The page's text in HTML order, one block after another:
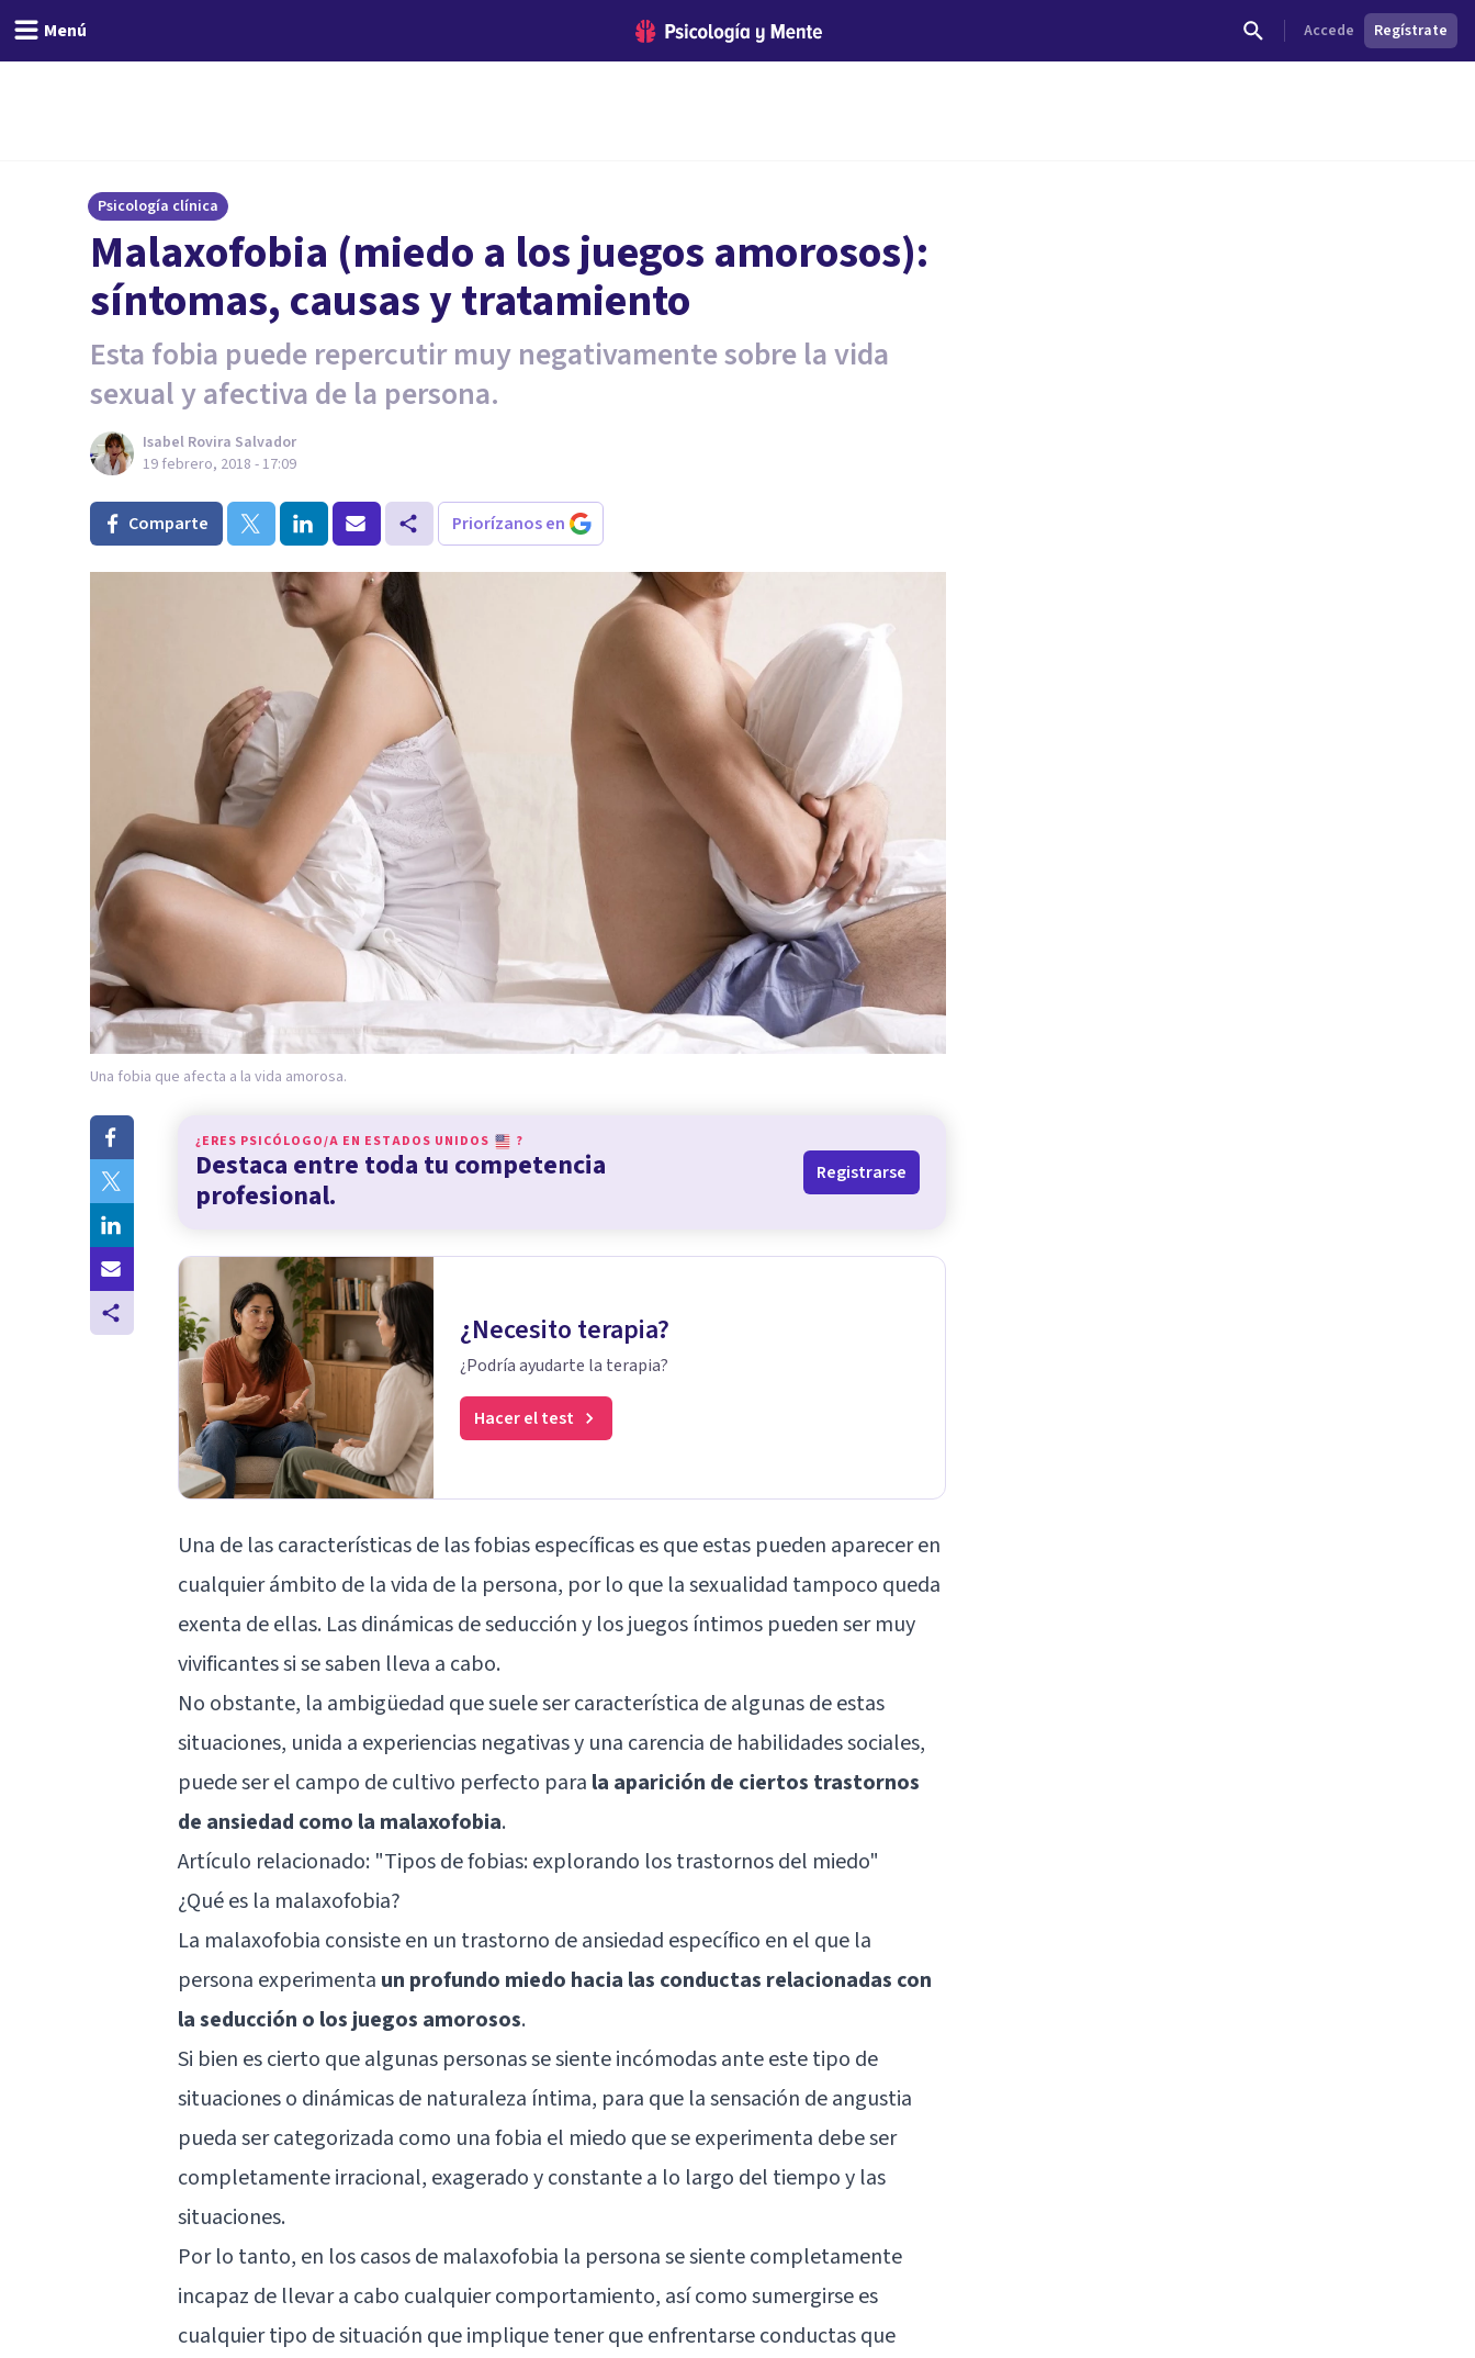
Menú Accede Regístrate
Psicología clínica
Malaxofobia (miedo a los juegos amorosos):
síntomas, causas y tratamiento
Esta fobia puede repercutir muy negativamente sobre la vida
sexual y afectiva de la persona.
Isabel Rovira Salvador
19 febrero, 2018 - 17:09
Comparte Priorízanos en
Una fobia que afecta a la vida amorosa.
¿ERES PSICÓLOGO/A EN ESTADOS UNIDOS ?
Destaca entre toda tu competencia
profesional.
Registrarse
¿Necesito terapia?
¿Podría ayudarte la terapia?
Hacer el test
Una de las características de las fobias específicas es que estas pueden aparecer en
cualquier ámbito de la vida de la persona, por lo que la sexualidad tampoco queda
exenta de ellas. Las dinámicas de seducción y los juegos íntimos pueden ser muy
vivificantes si se saben lleva a cabo.
No obstante, la ambigüedad que suele ser característica de algunas de estas
situaciones, unida a experiencias negativas y una carencia de habilidades sociales,
puede ser el campo de cultivo perfecto para la aparición de ciertos trastornos
de ansiedad como la malaxofobia.
Artículo relacionado: "Tipos de fobias: explorando los trastornos del miedo"
¿Qué es la malaxofobia?
La malaxofobia consiste en un trastorno de ansiedad específico en el que la
persona experimenta un profundo miedo hacia las conductas relacionadas con
la seducción o los juegos amorosos.
Si bien es cierto que algunas personas se siente incómodas ante este tipo de
situaciones o dinámicas de naturaleza íntima, para que la sensación de angustia
pueda ser categorizada como una fobia el miedo que se experimenta debe ser
completamente irracional, exagerado y constante a lo largo del tiempo y las
situaciones.
Por lo tanto, en los casos de malaxofobia la persona se siente completamente
incapaz de llevar a cabo cualquier comportamiento, así como sumergirse es
cualquier tipo de situación que implique tener que enfrentarse conductas que